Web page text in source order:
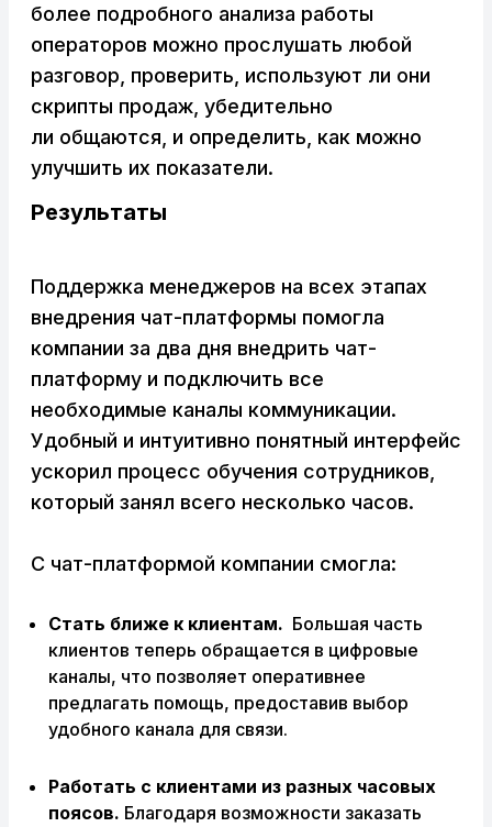
более подробного анализа работы
операторов можно прослушать любой
разговор, проверить, используют ли они
скрипты продаж, убедительно
ли общаются, и определить, как можно
улучшить их показатели.
Результаты
Поддержка менеджеров на всех этапах
внедрения чат-платформы помогла
компании за два дня внедрить чат-
платформу и подключить все
необходимые каналы коммуникации.
Удобный и интуитивно понятный интерфейс
ускорил процесс обучения сотрудников,
который занял всего несколько часов.
С чат-платформой компании смогла:
Стать ближе к клиентам. Большая часть
клиентов теперь обращается в цифровые
каналы, что позволяет оперативнее
предлагать помощь, предоставив выбор
удобного канала для связи.
Работать с клиентами из разных часовых
поясов. Благодаря возможности заказать